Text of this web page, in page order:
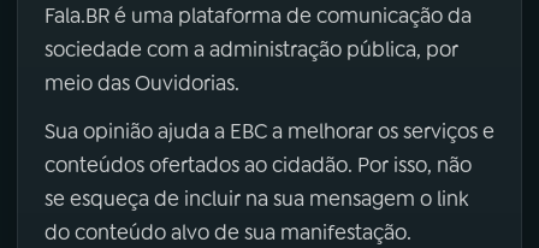
Fala.BR é uma plataforma de comunicação da
sociedade com a administração pública, por
meio das Ouvidorias.
Sua opinião ajuda a EBC a melhorar os serviços e
conteúdos ofertados ao cidadão. Por isso, não
se esqueça de incluir na sua mensagem o link
do conteúdo alvo de sua manifestação.